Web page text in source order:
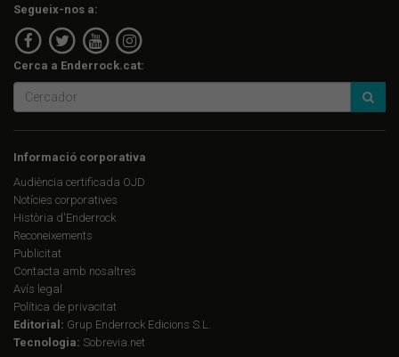
Segueix-nos a:
Cerca a Enderrock.cat:
Informació corporativa
Audiència certificada OJD
Notícies corporatives
Història d'Enderrock
Reconeixements
Publicitat
Contacta amb nosaltres
Avís legal
Política de privacitat
Editorial: Grup Enderrock Edicions S.L.
Tecnologia: Sobrevia.net